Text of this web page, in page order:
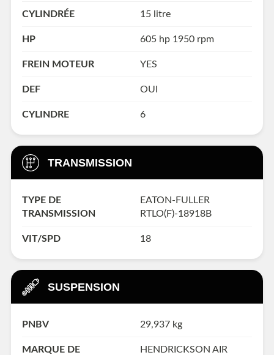
CYLINDRÉE 15 litre
HP 605 hp 1950 rpm
FREIN MOTEUR YES
DEF OUI
CYLINDRE 6
TRANSMISSION
TYPE DE
TRANSMISSION
EATON-FULLER
RTLO(F)-18918B
VIT/SPD 18
SUSPENSION
PNBV 29,937 kg
MARQUE DE
HENDRICKSON AIR